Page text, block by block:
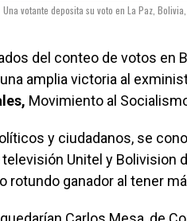
Una votante deposita su voto en La Paz,
del conteo de votos en
amplia victoria al
Movimiento al
y ciudadanos, se
Unitel y Bolivision
rotundo ganador al tener